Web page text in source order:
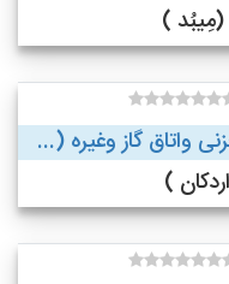
واتاق گاز وغیره (...